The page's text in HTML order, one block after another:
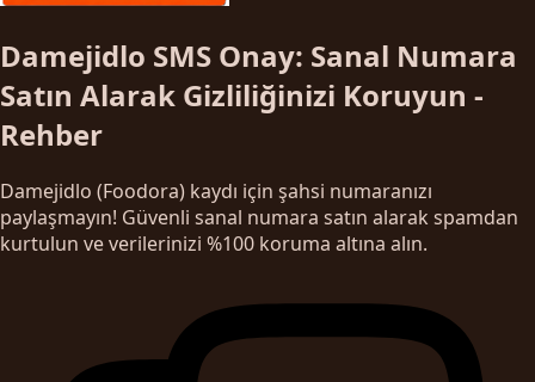
Damejidlo SMS Onay: Sanal Numara
Satın Alarak Gizliliğinizi Koruyun -
Rehber
Damejidlo (Foodora) kaydı için şahsi numaranızı
paylaşmayın! Güvenli sanal numara satın alarak spamdan
kurtulun ve verilerinizi %100 koruma altına alın.